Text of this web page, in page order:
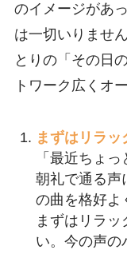
のイメージがあ
は一切いりませ
とりの「その日
トワーク広くオ
まずはリラ
「最近ちょ
朝礼で通る声
の曲を格好よ
まずはリラ
い。今の声の